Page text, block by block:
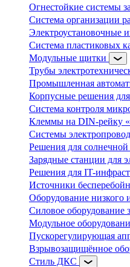
Огнестойкие системы
Система организации
Электроустановочные
Система пластиковых
Модульные щитки
Трубы
Промышленная
Корпусные решения
Система контроля
Клеммы на DIN-рейку
Системы
Решения для солнечной
Зарядные станции для
Решения для IT-
Источники
Оборудование низкого
Силовое оборудование
Модульное
Пускорегулирующая
Взрывозащищённое
Стиль ДКС